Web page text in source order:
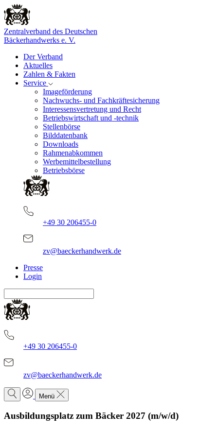
Zentralverband des Deutschen
Bäckerhandwerks e. V.
Der Verband
Aktuelles
Zahlen & Fakten
Service
Imageförderung
Nachwuchs- und Fachkräftesicherung
Interessensvertretung und Recht
Betriebswirtschaft und -technik
Stellenbörse
Bilddatenbank
Downloads
Rahmenabkommen
Werbemittelbestellung
Betriebsbörse
+49 30 206455-0
zv@baeckerhandwerk.de
Presse
Login
+49 30 206455-0
zv@baeckerhandwerk.de
Menü
Ausbildungsplatz zum Bäcker 2027 (m/w/d)